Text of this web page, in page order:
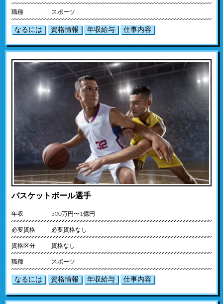
職種 スポーツ
なるには 資格情報 年収給与 仕事内容
バスケットボール選手
年収 300万円〜1億円
必要資格 必要資格なし
資格区分 資格なし
職種 スポーツ
なるには 資格情報 年収給与 仕事内容